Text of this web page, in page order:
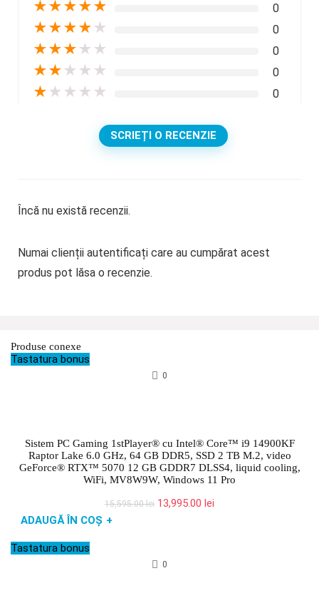
★★★★★ 0
★★★★ ★ 0
★★★ ★ ★ 0
★★ ★ ★ ★ 0
★ ★ ★ ★ ★ 0
SCRIEȚI O RECENZIE
Încă nu există recenzii.
Numai clienții autentificați care au cumpărat acest
produs pot lăsa o recenzie.
Produse conexe
Tastatura bonus
0
Sistem PC Gaming 1stPlayer® cu Intel® Core™ i9 14900KF
Raptor Lake 6.0 GHz, 64 GB DDR5, SSD 2 TB M.2, video
GeForce® RTX™ 5070 12 GB GDDR7 DLSS4, liquid cooling,
WiFi, MV8W9W, Windows 11 Pro
15,595.00lei Prețul
13,995.00 lei
ADAUGĂ ÎN COȘ +
Tastatura bonus
0